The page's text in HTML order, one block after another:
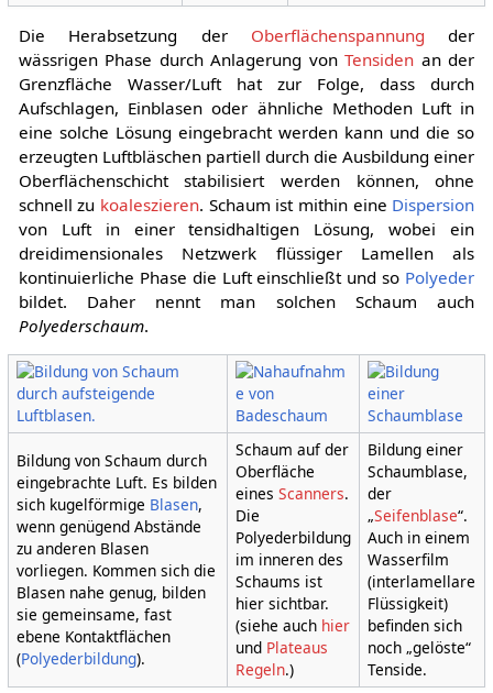
Die Herabsetzung der Oberflächenspannung der
wässrigen Phase durch Anlagerung vonTensiden an der
Grenzfläche Wasser/Luft hat zur Folge, dass durch
Aufschlagen, Einblasen oder ähnliche Methoden Luft in
eine solche Lösung eingebracht werden kann und die so
erzeugten Luftbläschen partiell durch die Ausbildung einer
Oberflächenschicht stabilisiert werden können, ohne
schnell zu koaleszieren. Schaum ist mithin eine Dispersion
von Luft in einer tensidhaltigen Lösung, wobei ein
dreidimensionales Netzwerk flüssiger Lamellen als
kontinuierliche Phase die Luft einschließt und so Polyeder
bildet. Daher nennt man solchen Schaum auch
Polyederschaum.
Bildung von Schaum durch
eingebrachte Luft. Es bilden
sich kugelförmige Blasen,
wenn genügend Abstände
zu anderen Blasen
vorliegen. Kommen sich die
Blasen nahe genug, bilden
sie gemeinsame, fast
ebene Kontaktflächen
(Polyederbildung).
Schaum auf der
Oberfläche
eines Scanners.
Die
Polyederbildung
im inneren des
Schaums ist
hier sichtbar.
(siehe auch hier
und Plateaus
Regeln.)
Bildung einer
Schaumblase,
der
„Seifenblase“.
Auch in einem
Wasserfilm
(interlamellare
Flüssigkeit)
befinden sich
noch „gelöste“
Tenside.